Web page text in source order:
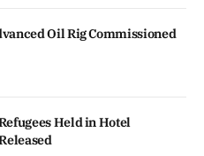
Oil Rig Commissioned
Held in Hotel